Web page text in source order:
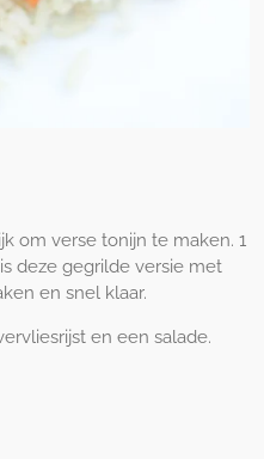
om verse tonijn te maken. 1
deze gegrilde versie met
en snel klaar.
en een salade.